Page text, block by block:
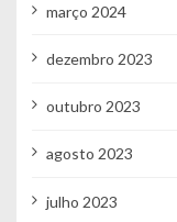
março 2024
dezembro 2023
outubro 2023
agosto 2023
julho 2023